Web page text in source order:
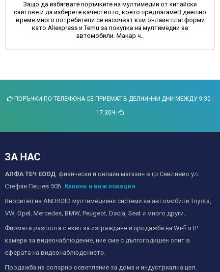
Защо да избягвате поръчките на мултимедии от китайски
сайтове и да изберете качеството, което предлагамеВ днешно
време много потребители се насочват към онлайн платформи
като Aliexpress и Temu за покупка на мултимедии за
автомобили. Макар ч..
ПОРЪЧКИ ПО ТЕЛЕФОНА СЕ ПРИЕМАТ В ДЕЛНИЧНИ ДНИ МЕЖДУ 9:30 -
17:30Ч.
ЗА НАС
АЛФА ТЕЧ ЕООД физически и онлайн магазин в гр.Севлиево ул.
Стефан Пешев 50Б. Кликни и виж локация
Вносител на ANDROID мултимедийни системи за автомобили Toyota,
VW, Opel, Mercedes, BMW, Peugeot, Dacia, Seat и много други..
Фирмата разполга с екип за изграждане и продажба на Wi-fi и IP
камери за видеонаблюдение, ние сме с дългогодишен опит в
сферата на видеонаблюдението.
Продажба на соларно осветление за дома и индустриална цел.